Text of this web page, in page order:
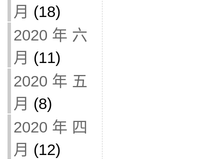
月 (18)
2020 年 六
月 (11)
2020 年 五
月 (8)
2020 年 四
月 (12)